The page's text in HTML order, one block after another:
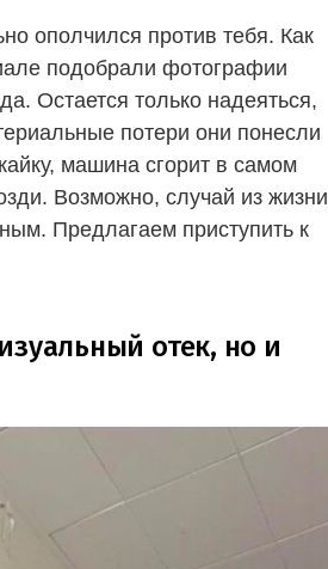
ополчился против тебя. Как
подобрали фотографии
Остается только надеяться,
потери они понесли
машина сгорит в самом
Возможно, случай из жизни
Предлагаем приступить к
отек, но и